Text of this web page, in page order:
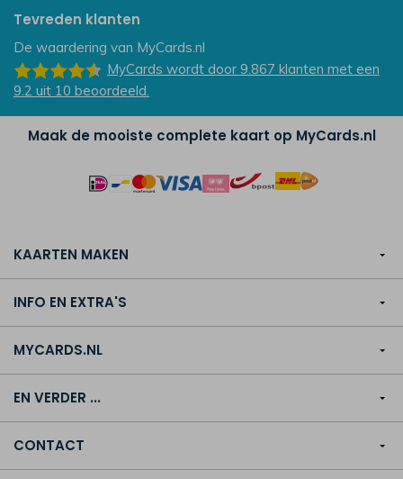
Tevreden klanten
De waardering van MyCards.nl
MyCards wordt door 9.867 klanten met een
9.2 uit 10 beoordeeld.
Maak de mooiste complete kaart op MyCards.nl
KAARTEN MAKEN
INFO EN EXTRA'S
MYCARDS.NL
EN VERDER ...
CONTACT